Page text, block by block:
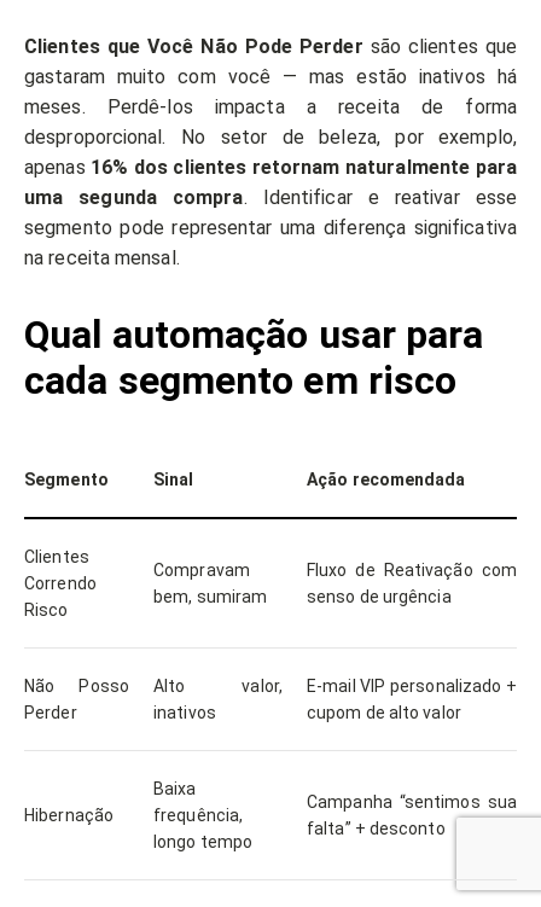
Clientes que Você Não Pode Perder são clientes que
gastaram muito com você — mas estão inativos há
meses. Perdê-los impacta a receita de forma
desproporcional. No setor de beleza, por exemplo,
apenas 16% dos clientes retornam naturalmente para
uma segunda compra. Identificar e reativar esse
segmento pode representar uma diferença significativa
na receita mensal.
Qual automação usar para
cada segmento em risco
Segmento Sinal Ação recomendada
Clientes
Correndo
Risco
Compravam
bem, sumiram
Fluxo de Reativação com
senso de urgência
Não Posso
Perder
Alto valor,
inativos
E-mail VIP personalizado +
cupom de alto valor
Hibernação
Baixa
frequência,
longo tempo
Campanha “sentimos sua
falta” + desconto